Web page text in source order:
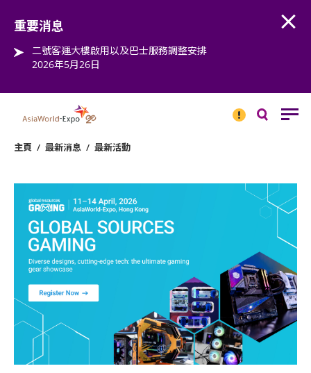
重要消息
二號客運大樓啟用以及巴士服務調整安排
2026年5月26日
消息
主頁 / 最新消息 / 最新活動